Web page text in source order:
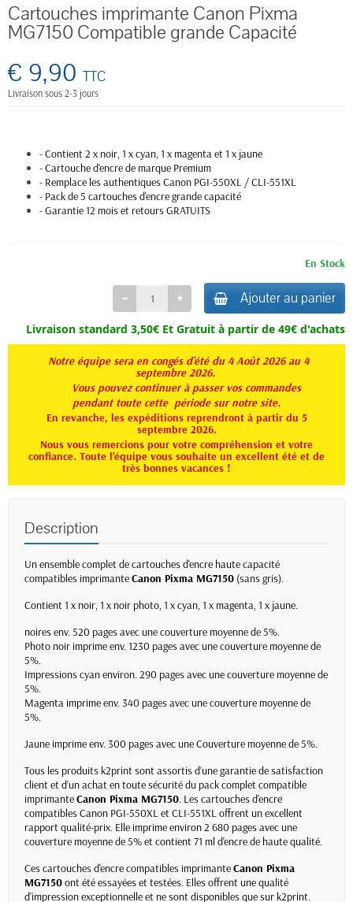
Cartouches imprimante Canon Pixma
MG7150 Compatible grande Capacité
€ 9,90 TTC
Livraison sous 2-3 jours
- Contient 2 x noir, 1 x cyan, 1 x magenta et 1 x jaune
- Cartouche d'encre de marque Premium
- Remplace les authentiques Canon PGI-550XL / CLI-551XL
- Pack de 5 cartouches d'encre grande capacité
- Garantie 12 mois et retours GRATUITS
En Stock
Ajouter au panier
Livraison standard 3,50€ Et Gratuit à partir de 49€ d'achats
Notre équipe sera en congés d'été du 4 Août 2026 au 4
septembre 2026.
Vous pouvez continuer à passer vos commandes
pendant toute cette période sur notre site.
En revanche, les expéditions reprendront à partir du 5
septembre 2026.
Nous vous remercions pour votre compréhension et votre
confiance. Toute l'équipe vous souhaite un excellent été et de
très bonnes vacances !
Description
Un ensemble complet de cartouches d'encre haute capacité
compatibles imprimanteCanon Pixma MG7150 (sans gris).
Contient 1 x noir, 1 x noir photo, 1 x cyan, 1 x magenta, 1 x jaune.
noires env. 520 pages avec une couverture moyenne de 5%.
Photo noir imprime env. 1230 pages avec une couverture moyenne de
5%.
Impressions cyan environ. 290 pages avec une couverture moyenne de
5%.
Magenta imprime env. 340 pages avec une couverture moyenne de
5%.
Jaune imprime env. 300 pages avec une Couverture moyenne de 5%.
Tous les produits k2print sont assortis d’une garantie de satisfaction
client et d’un achat en toute sécurité du pack complet compatible
imprimanteCanon Pixma MG7150. Les cartouches d'encre
compatibles Canon PGI-550XL et CLI-551XL offrent un excellent
rapport qualité-prix. Elle imprime environ 2 680 pages avec une
couverture moyenne de 5% et contient 71 ml d'encre de haute qualité.
Ces cartouches d'encre compatibles imprimanteCanon Pixma
MG7150ont été essayées et testées. Elles offrent une qualité
d'impression exceptionnelle et ne sont disponibles que sur k2print.